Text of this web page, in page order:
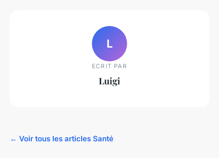
L
ECRIT PAR
Luigi
← Voir tous les articles Santé